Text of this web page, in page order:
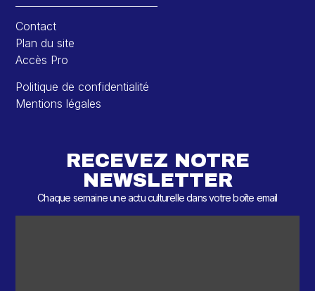
Contact
Plan du site
Accès Pro
Politique de confidentialité
Mentions légales
RECEVEZ NOTRE
NEWSLETTER
Chaque semaine une actu culturelle dans votre boîte email